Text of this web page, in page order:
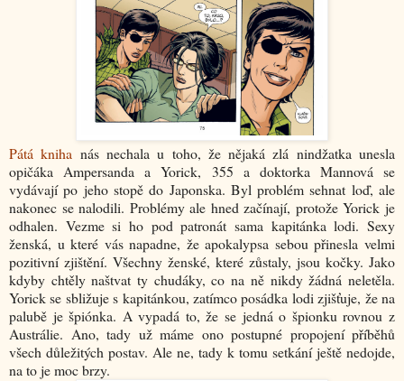
Pátá kniha nás nechala u toho, že nějaká zlá nindžatka unesla
opičáka Ampersanda a Yorick, 355 a doktorka Mannová se
vydávají po jeho stopě do Japonska. Byl problém sehnat loď, ale
nakonec se nalodili. Problémy ale hned začínají, protože Yorick je
odhalen. Vezme si ho pod patronát sama kapitánka lodi. Sexy
ženská, u které vás napadne, že apokalypsa sebou přinesla velmi
pozitivní zjištění. Všechny ženské, které zůstaly, jsou kočky. Jako
kdyby chtěly naštvat ty chudáky, co na ně nikdy žádná neletěla.
Yorick se sbližuje s kapitánkou, zatímco posádka lodi zjišťuje, že na
palubě je špiónka. A vypadá to, že se jedná o špionku rovnou z
Austrálie. Ano, tady už máme ono postupné propojení příběhů
všech důležitých postav. Ale ne, tady k tomu setkání ještě nedojde,
na to je moc brzy.